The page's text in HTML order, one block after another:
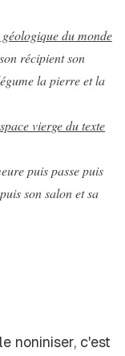
du monde
récipient son
la pierre et la
vierge du texte
puis passe puis
son salon et sa
noniniser, c'est